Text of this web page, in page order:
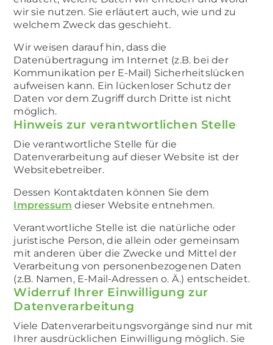
wir sie nutzen. Sie erläutert auch, wie und zu
welchem Zweck das geschieht.
Wir weisen darauf hin, dass die
Datenübertragung im Internet (z.B. bei der
Kommunikation per E-Mail) Sicherheitslücken
aufweisen kann. Ein lückenloser Schutz der
Daten vor dem Zugriff durch Dritte ist nicht
möglich.
Hinweis zur verantwortlichen Stelle
Die verantwortliche Stelle für die
Datenverarbeitung auf dieser Website ist der
Websitebetreiber.
Dessen Kontaktdaten können Sie dem
Impressum dieser Website entnehmen.
Verantwortliche Stelle ist die natürliche oder
juristische Person, die allein oder gemeinsam
mit anderen über die Zwecke und Mittel der
Verarbeitung von personenbezogenen Daten
(z.B. Namen, E-Mail-Adressen o. Ä.) entscheidet.
Widerruf Ihrer Einwilligung zur
Datenverarbeitung
Viele Datenverarbeitungsvorgänge sind nur mit
Ihrer ausdrücklichen Einwilligung möglich. Sie